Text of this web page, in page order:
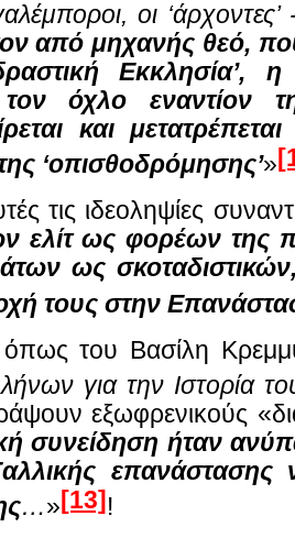
οι ‘άρχοντες’
από μηχανής θεό,
Εκκλησία’,
τον όχλο εναντίον
και
‘οπισθοδρόμησης’»
τις ιδεοληψίες
ελίτ ως φορέων
ως
τους στην
όπως του Βασίλη
για την Ιστορία
εξωφρενικούς
συνείδηση ήταν
…» [13] !